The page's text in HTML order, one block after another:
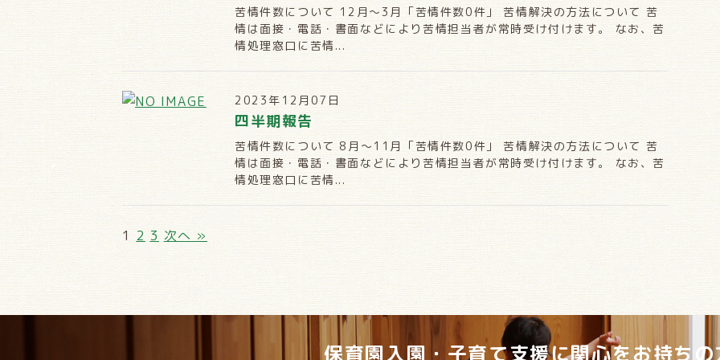
苦情件数について 12月〜3月「苦情件数0件」 苦情解決の方法について 苦
情は面接・電話・書面などにより苦情担当者が常時受け付けます。 なお、苦
情処理窓口に苦情...
2023年12月07日
四半期報告
苦情件数について 8月〜11月「苦情件数0件」 苦情解決の方法について 苦
情は面接・電話・書面などにより苦情担当者が常時受け付けます。 なお、苦
情処理窓口に苦情...
1 2 3 次へ »
保育園入園・子育て支援に関心をお持ち